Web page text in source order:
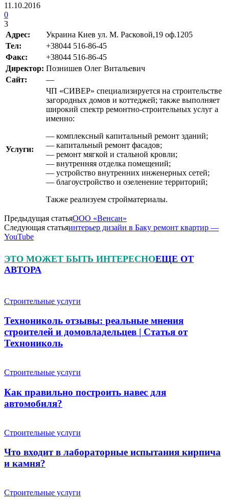
11.10.2016
0
3
Адрес:
Украина Киев ул. М. Расковой,19 оф.1205
Teл:
+38044 516-86-45
Факс:
+38044 516-86-45
Директор: Познишев Олег Витальевич
Сайт:
—
Услуги:
ЧП «СИВЕР» специализируется на строительстве
загородных домов и коттеджей; также выполняет
широкий спектр ремонтно-строительных услуг а
именно:
— комплексный капитальный ремонт зданий;
— капитальный ремонт фасадов;
— ремонт мягкой и стальной кровли;
— внутренняя отделка помещений;
— устройство внутренних инженерных сетей;
— благоустройство и озеленение территорий;
Также реализуем стройматериалы.
Предыдущая статьяООО «Венсан»
Следующая статьяинтерьер дизайн в Баку ремонт квартир —
YouTube
ЭТО МОЖЕТ БЫТЬ ИНТЕРЕСНОЕЩЕ ОТ
АВТОРА
Строительные услуги
Технониколь отзывы: реальные мнения
строителей и домовладельцев | Статья от
Технониколь
Строительные услуги
Как правильно построить навес для
автомобиля?
Строительные услуги
Что входит в лабораторные испытания кирпича
и камня?
Строительные услуги